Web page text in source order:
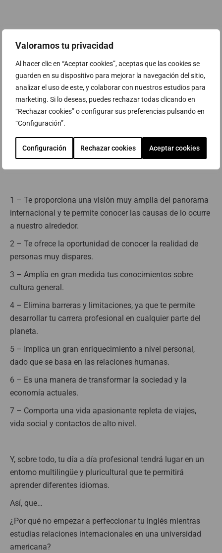
Valoramos tu privacidad
Al hacer clic en “Aceptar cookies”, aceptas que las cookies se
guarden en su dispositivo para mejorar la navegación del sitio,
analizar el uso de este, y colaborar con nuestros estudios para
marketing. Si lo deseas, puedes rechazar todas clicando en
“Rechazar cookies” o configurar sus preferencias pulsando en
“Configuración”.
Configuración Rechazar cookies Aceptar cookies
Pero más allá del gran abanico de salidas profesionales,
hay muchas más razones para estudiar relaciones
internacionales.
7 razones por las que estudiar
relaciones internacionales
Estudiar relaciones internacionales tiene múltiples
1 – Te proporciona una visión muy amplia del panorama
internacional y te permite conocer las causas de lo ocurre
a nuestro alrededor.
2 – Te ofrece la oportunidad de conocer la realidad de
personas muy dispares.
3 – Amplía en gran medida tus conocimientos sobre
cultura general.
4 – Elimina barreras y limitaciones, ya que te permite
desarrollar tu carrera profesional en cualquier parte del
planeta.
5 – Implica un gran enriquecimiento a nivel personal,
dado que se basa en las relaciones humanas.
6 – Es una manera de transformar la sociedad y la
economía actuales.
7 – Comporta una vida apasionante repleta de viajes,
vida social y contactos de alto nivel.
Y, sobre todo, tu día a día profesional tendrá lugar en un
entorno multilingüe y pluricultural que te permitirá
aprender diferentes idiomas.
Así, que…
¿Por qué no empezar a perfeccionar tu inglés mientras
estudias relaciones internacionales en una universidad
americana?